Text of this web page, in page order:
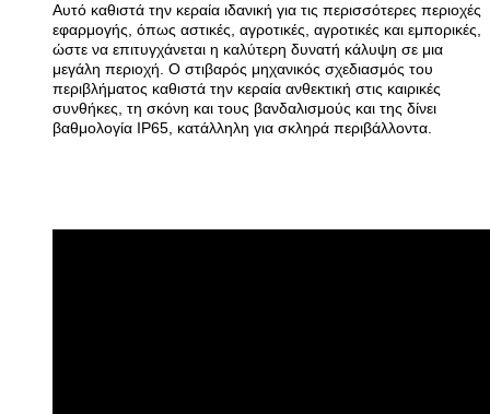
Αυτό καθιστά την κεραία ιδανική για τις περισσότερες περιοχές
εφαρμογής, όπως αστικές, αγροτικές, αγροτικές και εμπορικές,
ώστε να επιτυγχάνεται η καλύτερη δυνατή κάλυψη σε μια
μεγάλη περιοχή. Ο στιβαρός μηχανικός σχεδιασμός του
περιβλήματος καθιστά την κεραία ανθεκτική στις καιρικές
συνθήκες, τη σκόνη και τους βανδαλισμούς και της δίνει
βαθμολογία IP65, κατάλληλη για σκληρά περιβάλλοντα.